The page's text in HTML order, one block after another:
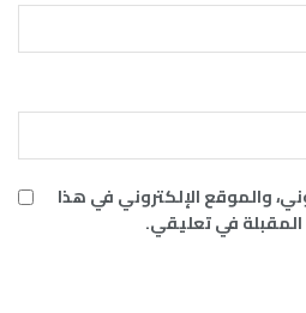
والموقع الإلكتروني في هذا
في تعليقي.